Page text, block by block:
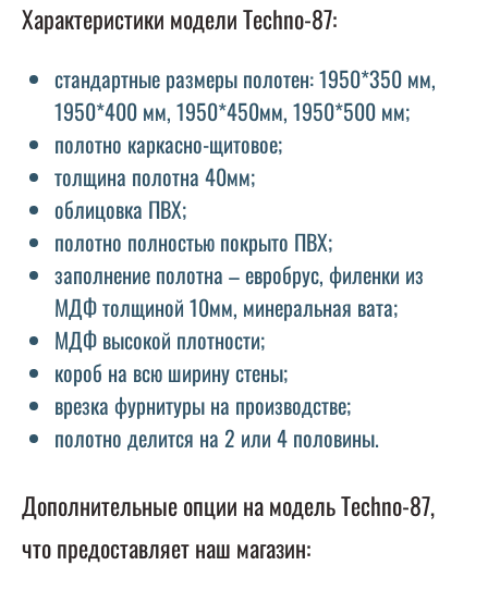
Характеристики модели Techno-87:
стандартные размеры полотен: 1950*350 мм,
1950*400 мм, 1950*450мм, 1950*500 мм;
полотно каркасно-щитовое;
толщина полотна 40мм;
облицовка ПВХ;
полотно полностью покрыто ПВХ;
заполнение полотна – евробрус, филенки из
МДФ толщиной 10мм, минеральная вата;
МДФ высокой плотности;
короб на всю ширину стены;
врезка фурнитуры на производстве;
полотно делится на 2 или 4 половины.
Дополнительные опции на модель Techno-87,
что предоставляет наш магазин: